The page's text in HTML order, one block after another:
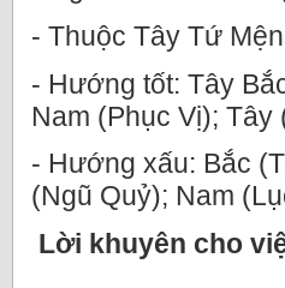
- Thuộc Tây Tứ
- Hướng tốt: Tây
Nam (Phục Vị); Tây
- Hướng xấu: Bắc
(Ngũ Quỷ); Nam
Lời khuyên cho